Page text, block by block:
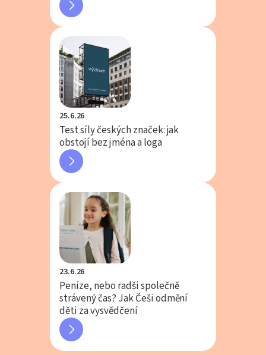
25.6.26
Test síly českých značek: jak
obstojí bez jména a loga
23.6.26
Peníze, nebo radši společně
strávený čas? Jak Češi odmění
děti za vysvědčení